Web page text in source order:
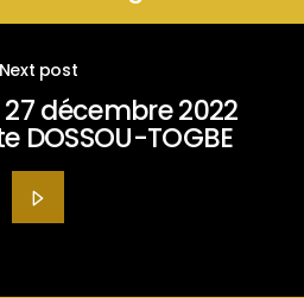
Next post
27 décembre 2022
DOSSOU-TOGBE